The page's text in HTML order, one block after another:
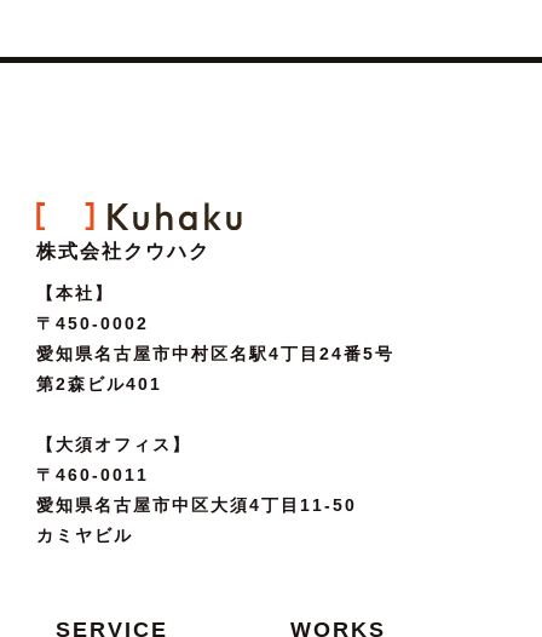
株式会社クウハク
【本社】
〒450-0002
愛知県名古屋市中村区名駅4丁目24番5号
第2森ビル401
【大須オフィス】
〒460-0011
愛知県名古屋市中区大須4丁目11-50
カミヤビル
SERVICE WORKS